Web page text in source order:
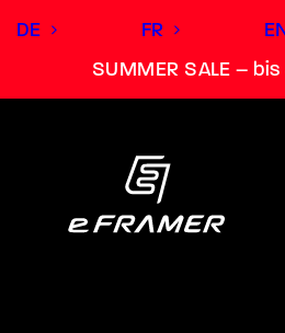
SUMMER SALE –
DE FR